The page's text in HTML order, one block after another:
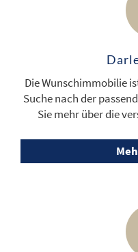
Die Wunschimmobilie
Suche nach der
Sie mehr über die